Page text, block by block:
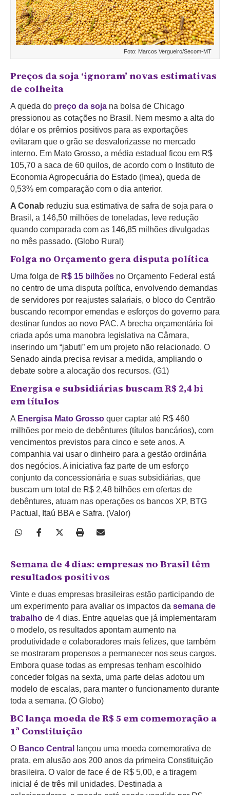
Foto: Marcos Vergueiro/Secom-MT
Preços da soja ‘ignoram’ novas estimativas
de colheita
A queda do preço da soja na bolsa de Chicago
pressionou as cotações no Brasil. Nem mesmo a alta do
dólar e os prêmios positivos para as exportações
evitaram que o grão se desvalorizasse no mercado
interno. Em Mato Grosso, a média estadual ficou em R$
105,70 a saca de 60 quilos, de acordo com o Instituto de
Economia Agropecuária do Estado (Imea), queda de
0,53% em comparação com o dia anterior.
A Conab reduziu sua estimativa de safra de soja para o
Brasil, a 146,50 milhões de toneladas, leve redução
quando comparada com as 146,85 milhões divulgadas
no mês passado. (Globo Rural)
Folga no Orçamento gera disputa política
Uma folga de R$ 15 bilhões no Orçamento Federal está
no centro de uma disputa política, envolvendo demandas
de servidores por reajustes salariais, o bloco do Centrão
buscando recompor emendas e esforços do governo para
destinar fundos ao novo PAC. A brecha orçamentária foi
criada após uma manobra legislativa na Câmara,
inserindo um “jabuti” em um projeto não relacionado. O
Senado ainda precisa revisar a medida, ampliando o
debate sobre a alocação dos recursos. (G1)
Energisa e subsidiárias buscam R$ 2,4 bi
em títulos
A Energisa Mato Grosso quer captar até R$ 460
milhões por meio de debêntures (títulos bancários), com
vencimentos previstos para cinco e sete anos. A
companhia vai usar o dinheiro para a gestão ordinária
dos negócios. A iniciativa faz parte de um esforço
conjunto da concessionária e suas subsidiárias, que
buscam um total de R$ 2,48 bilhões em ofertas de
debêntures, atuam nas operações os bancos XP, BTG
Pactual, Itaú BBA e Safra. (Valor)
Semana de 4 dias: empresas no Brasil têm
resultados positivos
Vinte e duas empresas brasileiras estão participando de
um experimento para avaliar os impactos da semana de
trabalho de 4 dias. Entre aquelas que já implementaram
o modelo, os resultados apontam aumento na
produtividade e colaboradores mais felizes, que também
se mostraram propensos a permanecer nos seus cargos.
Embora quase todas as empresas tenham escolhido
conceder folgas na sexta, uma parte delas adotou um
modelo de escalas, para manter o funcionamento durante
toda a semana. (O Globo)
BC lança moeda de R$ 5 em comemoração a
1ª Constituição
O Banco Central
lançou uma moeda comemorativa de
prata, em alusão aos 200 anos da primeira Constituição
brasileira. O valor de face é de R$ 5,00, e a tiragem
inicial é de três mil unidades. Destinada a